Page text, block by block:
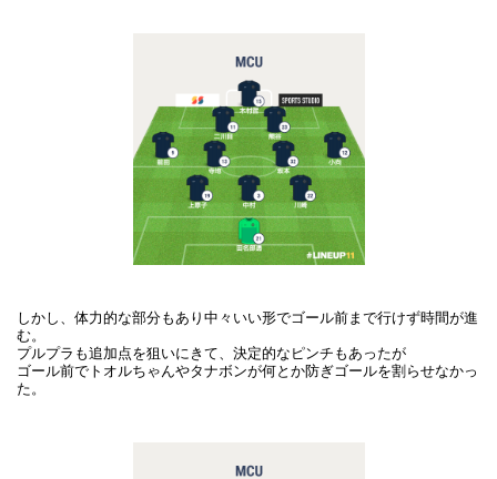
しかし、体力的な部分もあり中々いい形でゴール前まで行けず時間が進
む。
プルプラも追加点を狙いにきて、決定的なピンチもあったが
ゴール前でトオルちゃんやタナボンが何とか防ぎゴールを割らせなかっ
た。